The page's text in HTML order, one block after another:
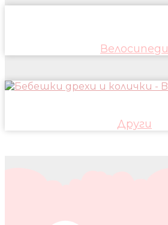
Велосипеди
Други